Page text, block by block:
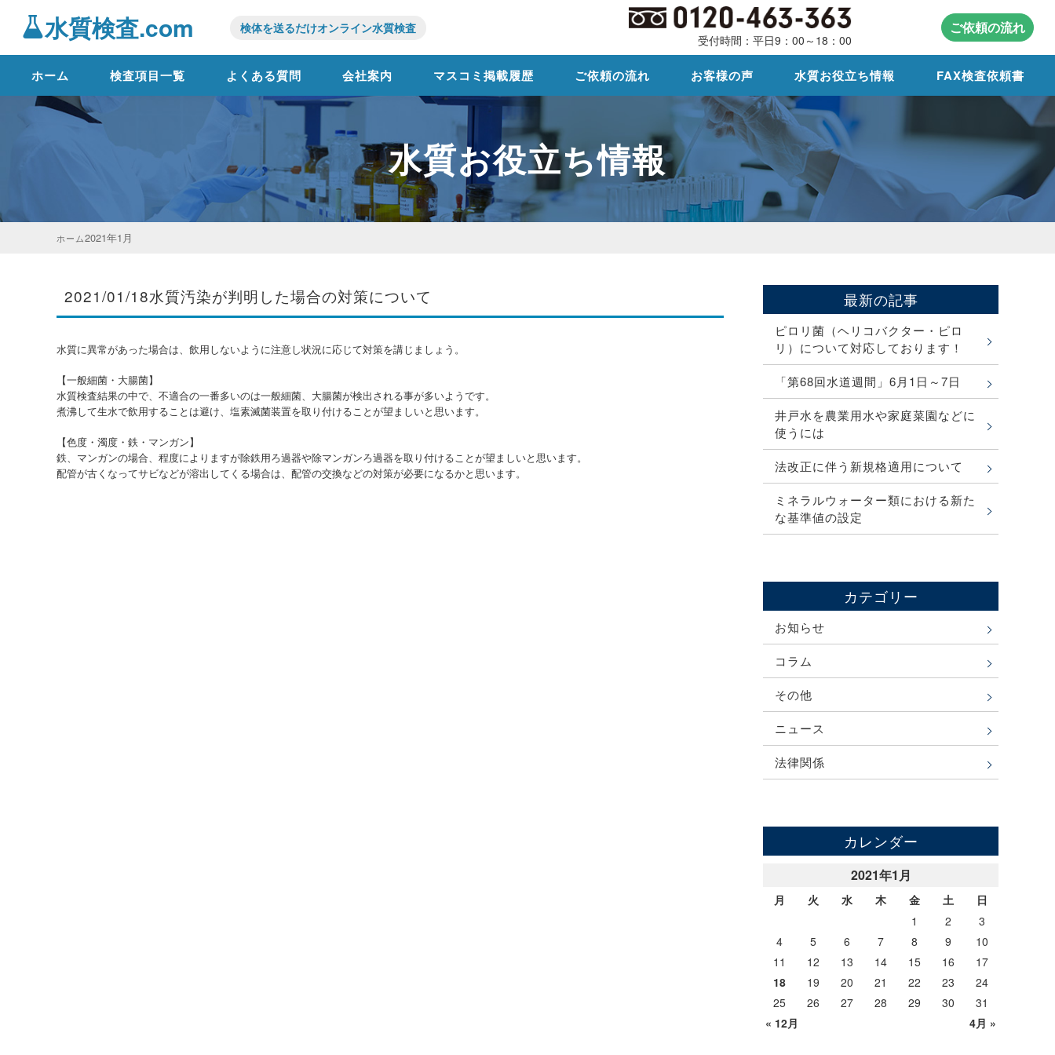
水質検査.com
検体を送るだけオンライン水質検査
受付時間：平日9：00～18：00
ご依頼の流れ
ホーム 検査項目一覧 よくある質問 会社案内 マスコミ掲載履歴 ご依頼の流れ お客様の声 水質お役立ち情報 FAX検査依頼書
水質お役立ち情報
ホーム2021年1月
2021/01/18水質汚染が判明した場合の対策について
水質に異常があった場合は、飲用しないように注意し状況に応じて対策を講じましょう。
【一般細菌・大腸菌】
水質検査結果の中で、不適合の一番多いのは一般細菌、大腸菌が検出される事が多いようです。
煮沸して生水で飲用することは避け、塩素滅菌装置を取り付けることが望ましいと思います。
【色度・濁度・鉄・マンガン】
鉄、マンガンの場合、程度によりますが除鉄用ろ過器や除マンガンろ過器を取り付けることが望ましいと思います。
配管が古くなってサビなどが溶出してくる場合は、配管の交換などの対策が必要になるかと思います。
最新の記事
ピロリ菌（ヘリコバクター・ピロ
リ）について対応しております！
「第68回水道週間」6月1日～7日
井戸水を農業用水や家庭菜園などに
使うには
法改正に伴う新規格適用について
ミネラルウォーター類における新た
な基準値の設定
カテゴリー
お知らせ
コラム
その他
ニュース
法律関係
カレンダー
2021年1月
月 火 水 木 金 土 日
« 12月 4月 »
1 2
3
4
5 6 7 8 9
10
11
12 13 14 15 16
17
18
19 20 21 22 23
24
25
26 27 28 29 30 31